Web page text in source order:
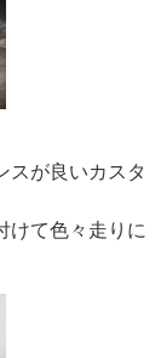
スが良いカスタ
けて色々走りに